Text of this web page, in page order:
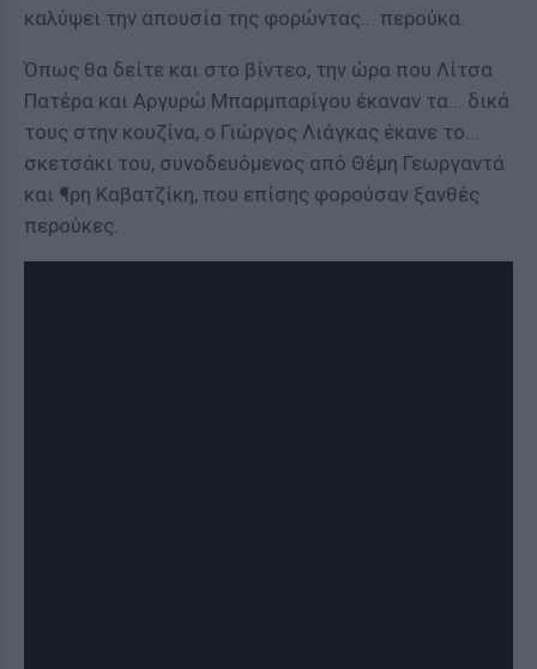
καλύψει την απουσία της φορώντας... περούκα.
Όπως θα δείτε και στο βίντεο, την ώρα που Λίτσα
Πατέρα και Αργυρώ Μπαρμπαρίγου έκαναν τα... δικά
τους στην κουζίνα, ο Γιώργος Λιάγκας έκανε το...
σκετσάκι του, συνοδευόμενος από Θέμη Γεωργαντά
και ¶ρη Καβατζίκη, που επίσης φορούσαν ξανθές
περούκες.